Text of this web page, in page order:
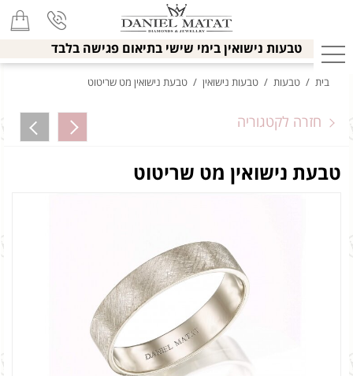
טבעות נישואין בימי שישי בתיאום פגישה בלבד
בית / טבעות / טבעות נישואין / טבעת נישואין מט שריטוט
חזרה לקטגוריה
טבעת נישואין מט שריטוט